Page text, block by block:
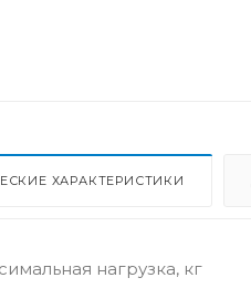
ХАРАКТЕРИСТИКИ
нагрузка, кг